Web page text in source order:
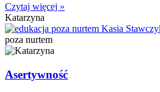
Czytaj więcej »
Katarzyna
poza nurtem
Asertywność